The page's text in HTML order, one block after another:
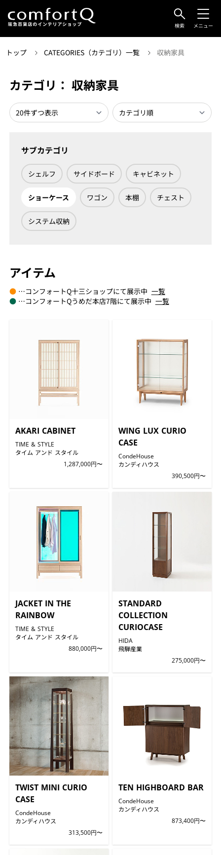
検索 メニュー
トップ CATEGORIES（カテゴリ）一覧 収納家具
カテゴリ： 収納家具
サブカテゴリ
シェルフ サイドボード キャビネット
ショーケース ワゴン 本棚 チェスト
システム収納
アイテム
●…コンフォートQ十三ショップにて展示中 一覧
●…コンフォートQうめだ本店7階にて展示中 一覧
AKARI CABINET
TIME & STYLE
タイム アンド スタイル
1,287,000円〜
WING LUX CURIO
CASE
CondeHouse
カンディハウス
390,500円〜
JACKET IN THE
RAINBOW
TIME & STYLE
タイム アンド スタイル
880,000円〜
STANDARD
COLLECTION
CURIOCASE
HIDA
飛騨産業
275,000円〜
TWIST MINI CURIO
CASE
CondeHouse
カンディハウス
313,500円〜
TEN HIGHBOARD BAR
CondeHouse
カンディハウス
873,400円〜